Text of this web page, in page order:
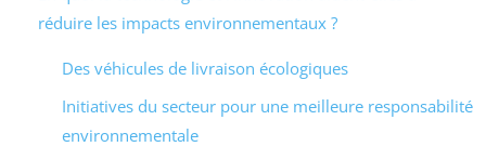
réduire les impacts environnementaux ?
Des véhicules de livraison écologiques
Initiatives du secteur pour une meilleure responsabilité
environnementale